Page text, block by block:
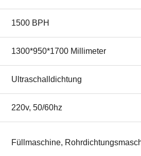
1500 BPH
1300*950*1700 Millimeter
Ultraschalldichtung
220v, 50/60hz
Füllmaschine,